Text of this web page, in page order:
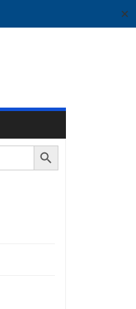
✕
Search Button